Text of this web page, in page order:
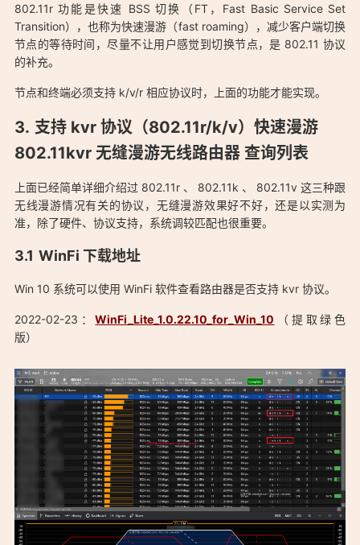
802.11r 功能是快速 BSS 切换（FT，Fast Basic Service Set
Transition），也称为快速漫游（fast roaming），减少客户端切换
节点的等待时间，尽量不让用户感觉到切换节点，是 802.11 协议
的补充。
节点和终端必须支持 k/v/r 相应协议时，上面的功能才能实现。
支持 kvr 协议（802.11r/k/v）快速漫游
802.11kvr 无缝漫游无线路由器 查询列表
上面已经简单详细介绍过 802.11r 、 802.11k 、 802.11v 这三种跟
无线漫游情况有关的协议，无缝漫游效果好不好，还是以实测为
准，除了硬件、协议支持，系统调较匹配也很重要。
WinFi 下载地址
Win 10 系统可以使用 WinFi 软件查看路由器是否支持 kvr 协议。
2022-02-23：WinFi_Lite_1.0.22.10_for_Win_10 （提取绿色
版）